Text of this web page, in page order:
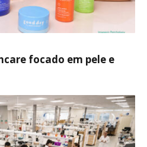
focado em pele e